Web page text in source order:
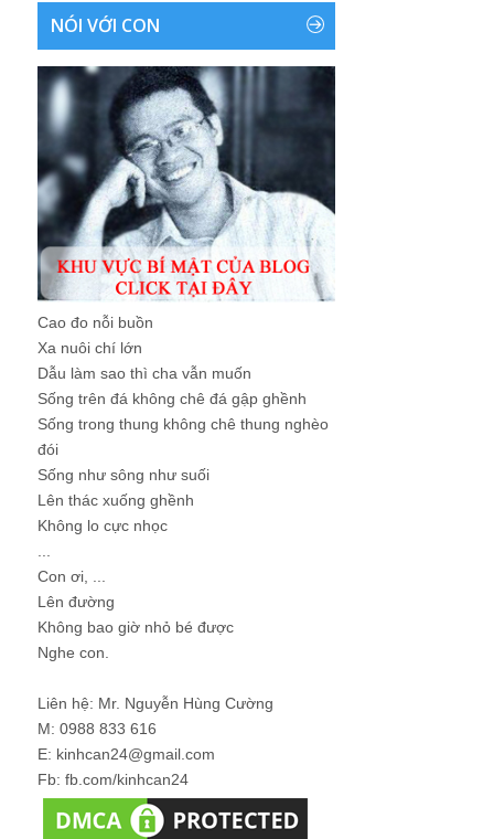
NÓI VỚI CON
Cao đo nỗi buồn
Xa nuôi chí lớn
Dẫu làm sao thì cha vẫn muốn
Sống trên đá không chê đá gập ghềnh
Sống trong thung không chê thung nghèo
đói
Sống như sông như suối
Lên thác xuống ghềnh
Không lo cực nhọc
Con ơi, ...
Lên đường
Không bao giờ nhỏ bé được
Nghe con.
Liên hệ: Mr. Nguyễn Hùng Cường
M: 0988 833 616
E: kinhcan24@gmail.com
Fb: fb.com/kinhcan24